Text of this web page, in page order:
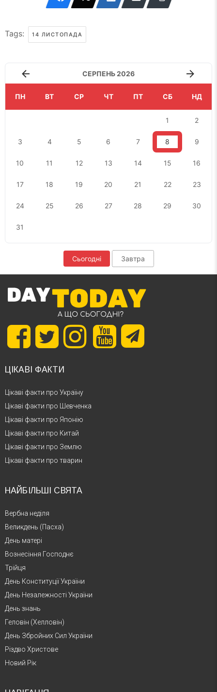
Tags: 14 ЛИСТОПАДА
СЕРПЕНЬ 2026
ПН ВТ СР ЧТ ПТ СБ НД
1 2
3 4 5 6 7 8 9
10 11 12 13 14 15 16
17 18 19 20 21 22 23
24 25 26 27 28 29 30
31
Сьогодні Завтра
ЦІКАВІ ФАКТИ
Цікаві факти про Україну
Цікаві факти про Шевченка
Цікаві факти про Японію
Цікаві факти про Китай
Цікаві факти про Землю
Цікаві факти про тварин
НАЙБІЛЬШІ СВЯТА
Вербна неділя
Великдень (Пасха)
День матері
Вознесіння Господнє
Трійця
День Конституції України
День Незалежності України
День знань
Геловін (Хелловін)
День Збройних Сил України
Різдво Христове
Новий Рік